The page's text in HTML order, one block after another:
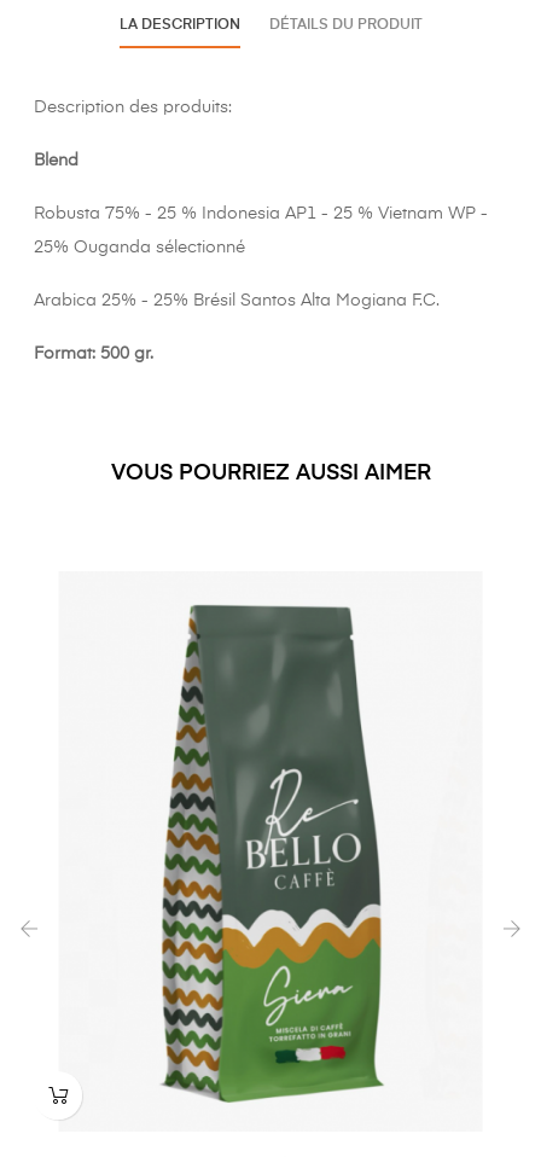
LA DESCRIPTION DÉTAILS DU PRODUIT
Description des produits:
Blend
Robusta 75% - 25 % Indonesia AP1 - 25 % Vietnam WP -
25% Ouganda sélectionné
Arabica 25% - 25% Brésil Santos Alta Mogiana F.C.
Format: 500 gr.
VOUS POURRIEZ AUSSI AIMER